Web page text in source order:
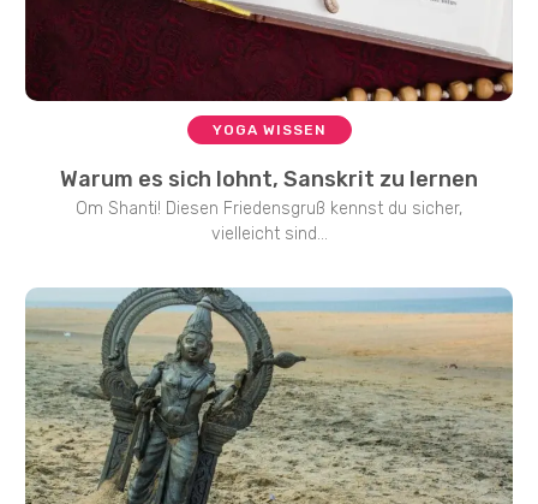
YOGA WISSEN
Warum es sich lohnt, Sanskrit zu lernen
Om Shanti! Diesen Friedensgruß kennst du sicher,
vielleicht sind...